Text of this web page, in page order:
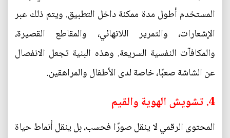
المستخدم أطول مدة ممكنة داخل التطبيق. ويتم ذلك عبر
الإشعارات، والتمرير اللانهائي، والمقاطع القصيرة،
والمكافآت النفسية السريعة. وهذه البنية تجعل الانفصال
عن الشاشة صعبًا، خاصة لدى الأطفال والمراهقين.
4. تشويش الهوية والقيم
المحتوى الرقمي لا ينقل صورًا فحسب، بل ينقل أنماط حياة